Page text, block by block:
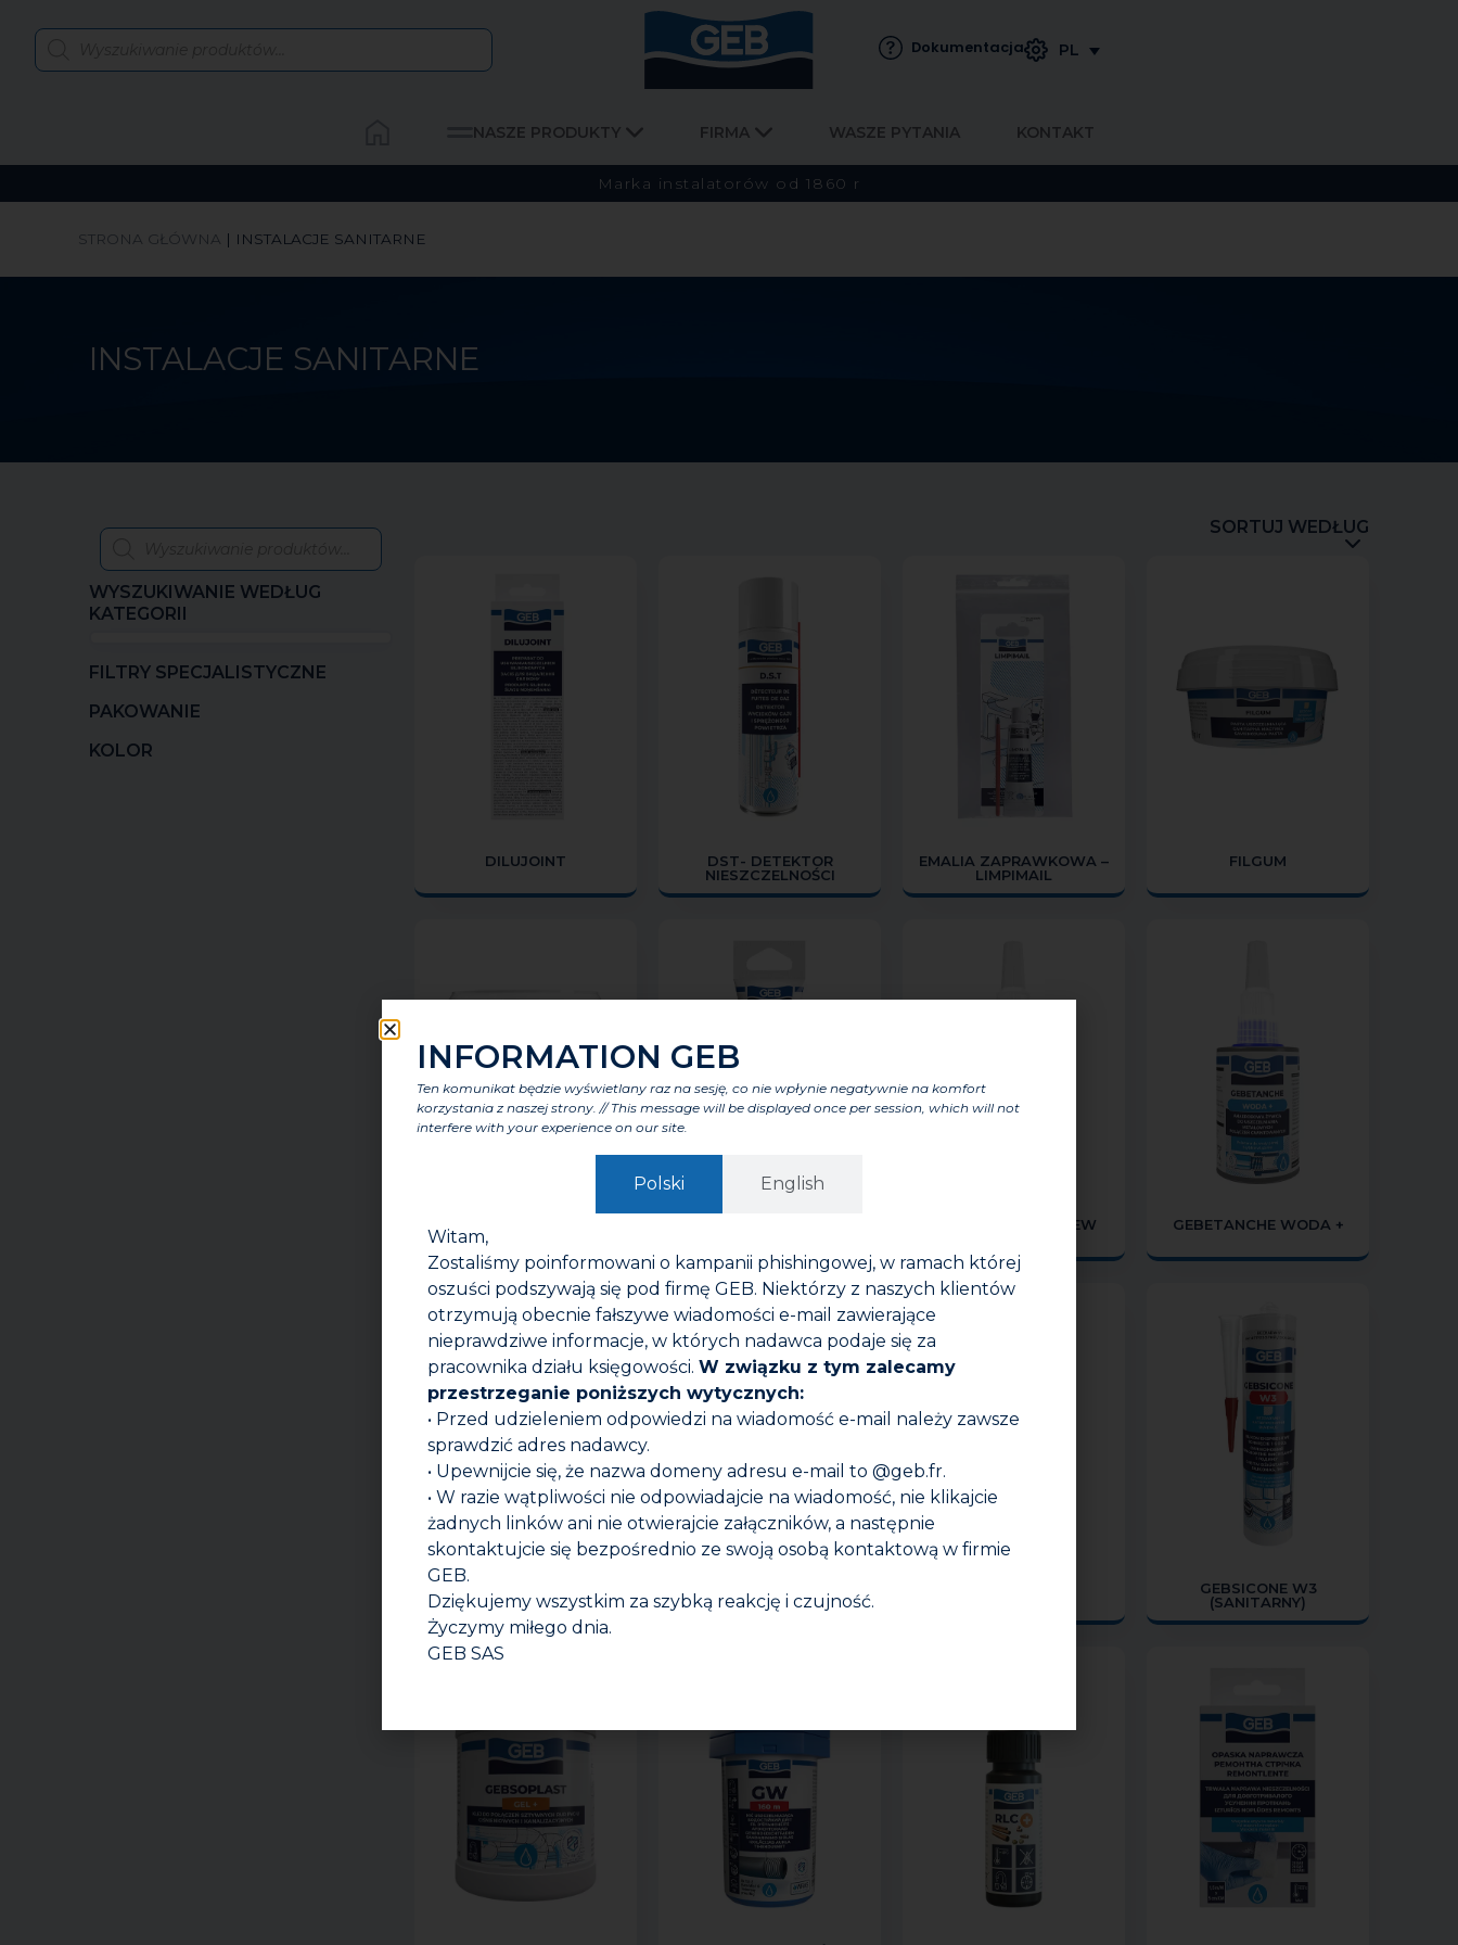
Dokumentacja PL
NASZE PRODUKTY FIRMA WASZE PYTANIA KONTAKT
Marka instalatorów od 1860 r
STRONA GŁÓWNA | INSTALACJE SANITARNE
INSTALACJE SANITARNE
WYSZUKIWANIE WEDŁUG
KATEGORII
FILTRY SPECJALISTYCZNE
PAKOWANIE
KOLOR
SORTUJ WEDŁUG
DILUJOINT
DST- DETEKTOR
NIESZCZELNOŚCI
EMALIA ZAPRAWKOWA –
LIMPIMAIL
FILGUM
GEBETANCHE GRZEW GEBETANCHE WODA +
GEBSICONE W3
(SANITARNY)
INFORMATION GEB
Ten komunikat będzie wyświetlany raz na sesję, co nie wpłynie negatywnie na komfort
korzystania z naszej strony. // This message will be displayed once per session, which will not
interfere with your experience on our site.
Polski English
Witam,
Zostaliśmy poinformowani o kampanii phishingowej, w ramach której
oszuści podszywają się pod firmę GEB. Niektórzy z naszych klientów
otrzymują obecnie fałszywe wiadomości e-mail zawierające
nieprawdziwe informacje, w których nadawca podaje się za
pracownika działu księgowości. W związku z tym zalecamy
przestrzeganie poniższych wytycznych:
• Przed udzieleniem odpowiedzi na wiadomość e-mail należy zawsze
sprawdzić adres nadawcy.
• Upewnijcie się, że nazwa domeny adresu e-mail to @geb.fr.
• W razie wątpliwości nie odpowiadajcie na wiadomość, nie klikajcie
żadnych linków ani nie otwierajcie załączników, a następnie
skontaktujcie się bezpośrednio ze swoją osobą kontaktową w firmie
GEB.
Dziękujemy wszystkim za szybką reakcję i czujność.
Życzymy miłego dnia.
GEB SAS